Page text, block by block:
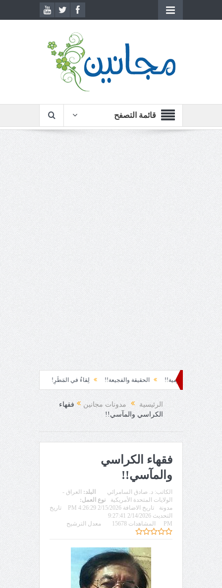
قائمة التصفح
تاج الهرمية!! الحقيقة والفجيعة!! لِقاءُ في المَطَرِ! أين القيادة!!
الرئيسية مدونات مجانين
فقهاء
الكراسي والمآسي!!
فقهاء الكراسي
والمآسي!!
الكاتب: د. صادق السامرائي البلد: العراق -
الولايات المتحدة الأمريكية
نوع العمل:
مدونة
تاريخ الاضافة 2/15/2026 4:26:29 PM
تاريخ
التحديث 2/14/2026 9:27:41
PM
المشاهدات 15678 معدل الترشيح